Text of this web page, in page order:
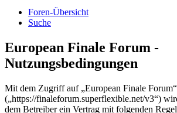
Foren-Übersicht
Suche
European Finale Forum -
Nutzungsbedingungen
Mit dem Zugriff auf „European Finale Forum“
(„https://finaleforum.superflexible.net/v3“)
dem Betreiber ein Vertrag mit folgenden